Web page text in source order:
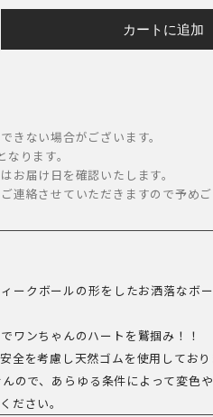
カートに追加
きない場合がございます。
ります。
お届け日を確認いたします。
連絡させていただきますので予めご
ークボールの形をしたお洒落なボ
ワンちゃんのハートを鷲掴み！！
を考慮し天然ゴムを使用しており
ので、あらゆる条件によって変色
ださい。